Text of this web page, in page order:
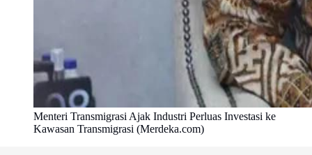
Menteri Transmigrasi Ajak Industri Perluas Investasi ke
Kawasan Transmigrasi (Merdeka.com)